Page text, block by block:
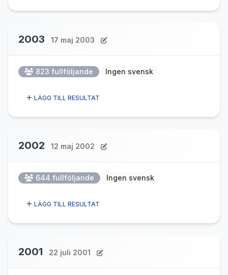
2003 17 maj 2003
823 fullföljande Ingen svensk
LÄGG TILL RESULTAT
2002 12 maj 2002
644 fullföljande Ingen svensk
LÄGG TILL RESULTAT
2001 22 juli 2001